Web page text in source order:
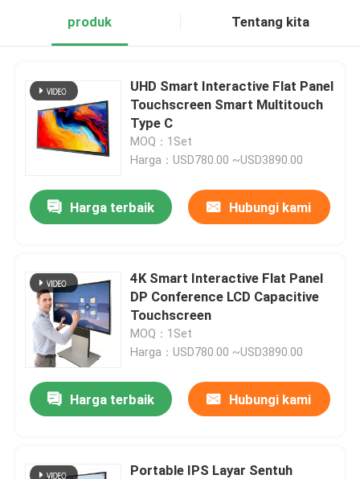
produk Tentang kita
UHD Smart Interactive Flat Panel
Touchscreen Smart Multitouch
Type C
MOQ：1Set
Harga：USD780.00 ~USD3890.00
Harga terbaik Hubungi kami
4K Smart Interactive Flat Panel
DP Conference LCD Capacitive
Touchscreen
MOQ：1Set
Harga：USD780.00 ~USD3890.00
Harga terbaik Hubungi kami
Portable IPS Layar Sentuh